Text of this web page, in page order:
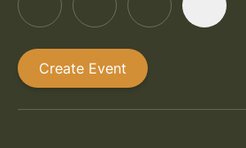
Create Event